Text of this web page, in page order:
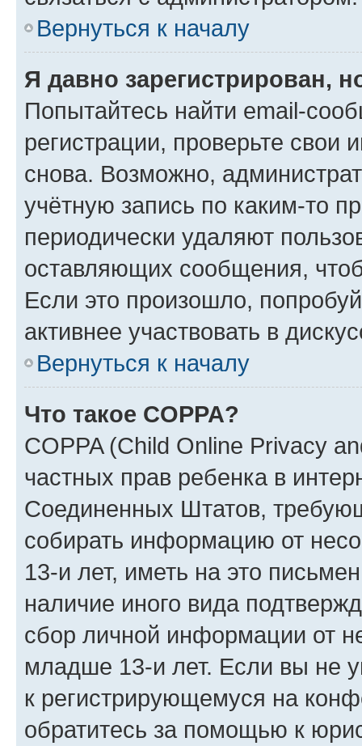
Вернуться к началу
Я давно зарегистрирован,
Попытайтесь найти email-
регистрации, проверьте свои
снова. Возможно,
учётную запись по каким-то
периодически удаляют
оставляющих сообщения,
Если это произошло,
активнее участвовать в
Вернуться к началу
Что такое COPPA?
COPPA (Child Online Privacy
частных прав ребенка в
Соединенных Штатов,
собирать информацию от
13-и лет, иметь на это
наличие иного вида
сбор личной информации от
младше 13-и лет. Если вы не
к регистрирующемуся на
обратитесь за помощью к